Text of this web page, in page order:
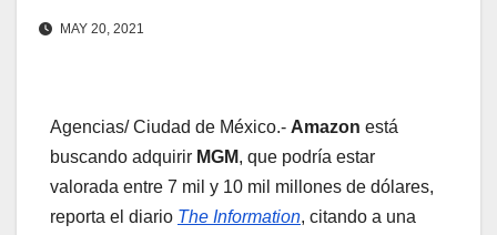
MAY 20, 2021
Agencias/ Ciudad de México.- Amazon está
buscando adquirir MGM, que podría estar
valorada entre 7 mil y 10 mil millones de dólares,
reporta el diario The Information, citando a una